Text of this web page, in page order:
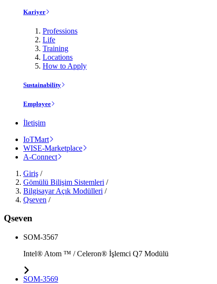
Kariyer
Professions
Life
Training
Locations
How to Apply
Sustainability
Employee
İletişim
IoTMart
WISE-Marketplace
A-Connect
Giriş /
Gömülü Bilişim Sistemleri /
Bilgisayar Açık Modülleri /
Qseven /
Qseven
SOM-3567
Intel® Atom ™ / Celeron® İşlemci Q7 Modülü
SOM-3569